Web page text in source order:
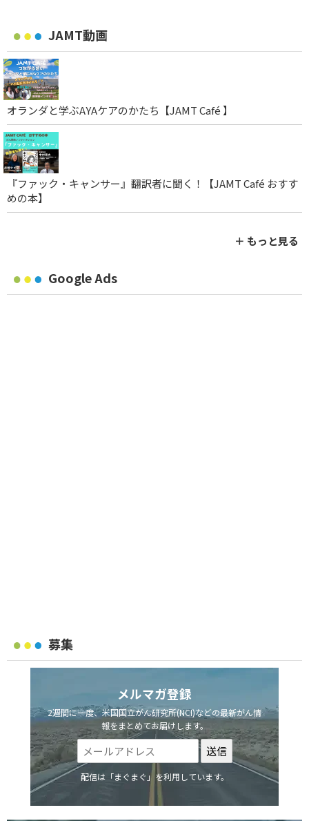
JAMT動画
オランダと学ぶAYAケアのかたち【JAMT Café 】
『ファック・キャンサー』翻訳者に聞く！【JAMT Café おすす
めの本】
＋ もっと見る
Google Ads
募集
メルマガ登録
2週間に一度、米国国立がん研究所(NCI)などの最新がん情
報をまとめてお届けします。
配信は「まぐまぐ」を利用しています。